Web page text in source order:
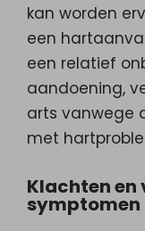
kan worden
een
een relatief
aandoening,
arts vanwege
met
Klachten en
symptomen